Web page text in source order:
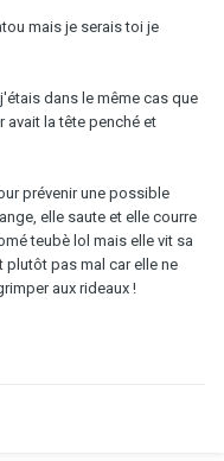
mais je serais toi je
dans le même cas que
avait la tête penché et
prévenir une possible
elle saute et elle courre
teubè lol mais elle vit sa
plutôt pas mal car elle ne
aux rideaux !